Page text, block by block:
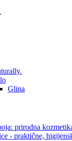
Glina
prirodna
- praktične,